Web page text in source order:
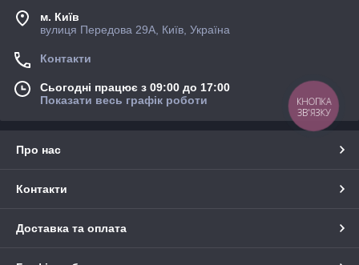
м. Київ
вулиця Передова 29А, Київ, Україна
Контакти
Сьогодні працює з 09:00 до 17:00
Показати весь графік роботи
Про нас
Контакти
Доставка та оплата
КНОПКА
ЗВ'ЯЗКУ